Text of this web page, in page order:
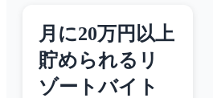
月に20万円以上
貯められるリ
ゾートバイト